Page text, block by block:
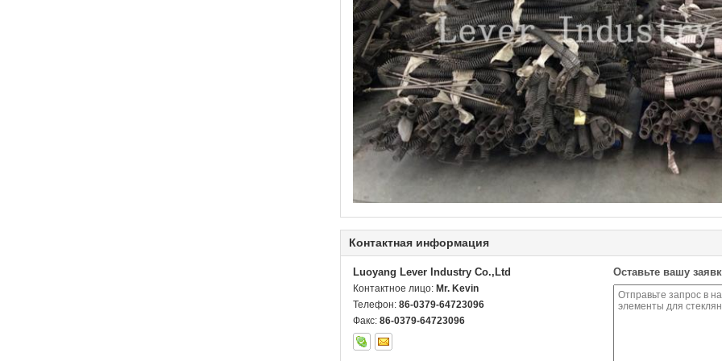
Контактная информация
Luoyang Lever Industry Co.,Ltd
Контактное лицо: Mr. Kevin
Телефон: 86-0379-64723096
Факс: 86-0379-64723096
Оставьте вашу